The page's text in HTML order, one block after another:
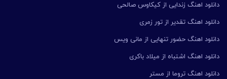
دانلود اهنگ زندایی از کیکاوس صالحی
دانلود اهنگ تقدیر از تور زمری
دانلود اهنگ حضور تنهایی از مانی ویس
دانلود اهنگ اشتباه از میلاد باکری
دانلود اهنگ تروما از مستر